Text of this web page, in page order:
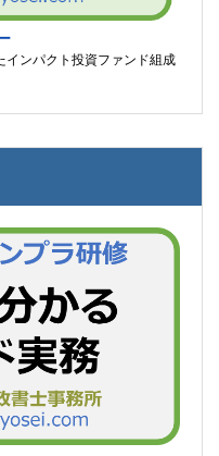
ンパクト投資ファンド組成